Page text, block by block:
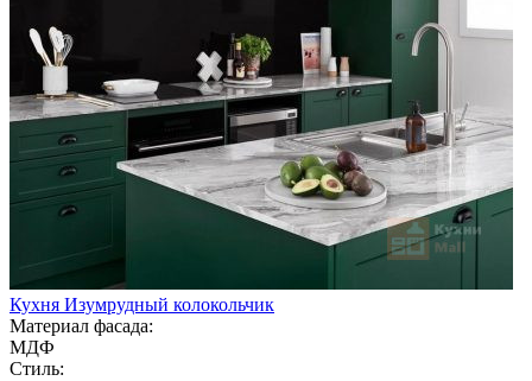
Кухня Изумрудный колокольчик
Материал фасада:
МДФ
Стиль: